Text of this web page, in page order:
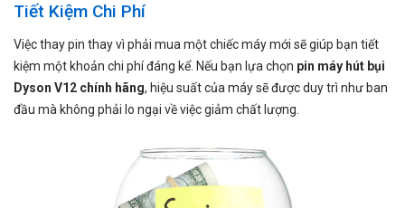
Tiết Kiệm Chi Phí
Việc thay pin thay vì phải mua một chiếc máy mới sẽ giúp bạn tiết
kiệm một khoản chi phí đáng kể. Nếu bạn lựa chọn pin máy hút bụi
Dyson V12 chính hãng, hiệu suất của máy sẽ được duy trì như ban
đầu mà không phải lo ngại về việc giảm chất lượng.